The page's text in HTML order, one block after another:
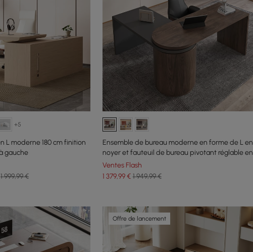
+5
L moderne 180 cm finition
gauche
1 999,99 €
Ensemble de bureau moderne en forme de L en
noyer et fauteuil de bureau pivotant réglable en
cuir
Ventes Flash
1 379,99€ 1 949,99 €
Offre de lancement